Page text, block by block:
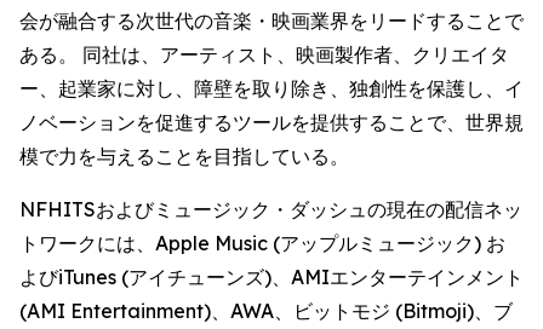
会が融合する次世代の音楽・映画業界をリードすることで
ある。 同社は、アーティスト、映画製作者、クリエイタ
ー、起業家に対し、障壁を取り除き、独創性を保護し、イ
ノベーションを促進するツールを提供することで、世界規
模で力を与えることを目指している。
NFHITSおよびミュージック・ダッシュの現在の配信ネッ
トワークには、Apple Music (アップルミュージック) お
よびiTunes (アイチューンズ)、AMIエンターテインメント
(AMI Entertainment)、AWA、ビットモジ (Bitmoji)、ブ